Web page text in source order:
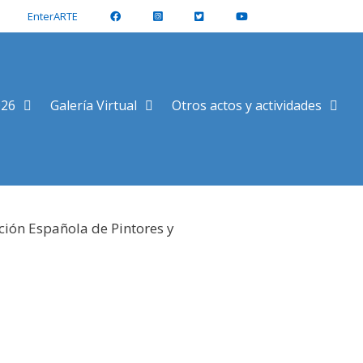
EnterARTE
Galería Virtual Otros actos y actividades
Española de Pintores y